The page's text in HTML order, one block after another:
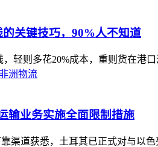
关键技巧，90%人不知道
轻则多花20%成本，重则货在
洲物流
输业务实施全面限制措施
靠渠道获悉，土耳其已正式对与